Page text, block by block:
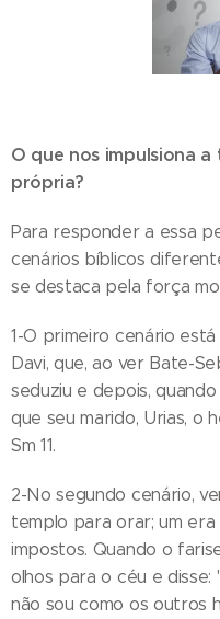
O que nos impulsiona
própria?
Para responder a essa
cenários bíblicos
se destaca pela força
1-O primeiro cenário
Davi, que, ao ver Bate-
seduziu e depois,
que seu marido, Urias, o
Sm 11.
2-No segundo cenário,
templo para orar; um
impostos. Quando o
olhos para o céu e
não sou como os outros